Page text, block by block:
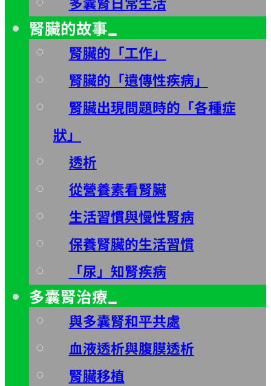
腎臟的故事
腎臟的「工作」
腎臟的「遺傳性疾病」
腎臟出現問題時的「各種症
狀」
透析
從營養素看腎臟
生活習慣與慢性腎病
保養腎臟的生活習慣
「尿」知腎疾病
多囊腎治療
與多囊腎和平共處
血液透析與腹膜透析
腎臟移植